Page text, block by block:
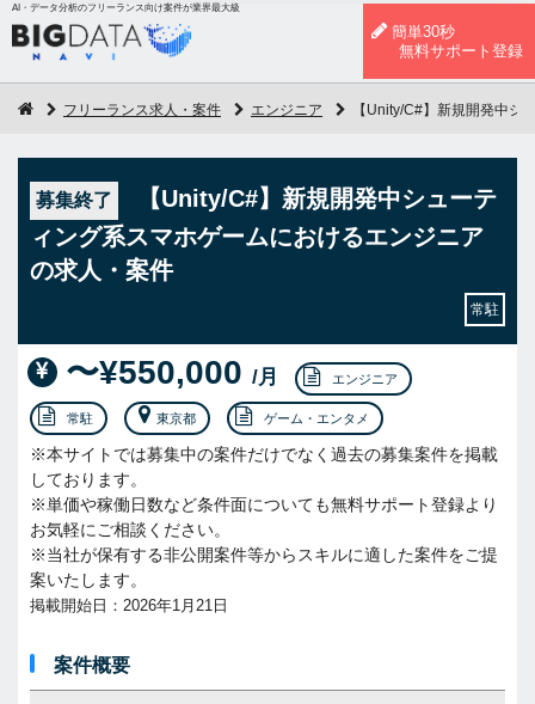
AI・データ分析のフリーランス向け案件が業界最大級
簡単30秒
無料サポート登録
フリーランス求人・案件 エンジニア 【Unity/C#】新規開発中シ
募集終了
【Unity/C#】新規開発中シューテ
ィング系スマホゲームにおけるエンジニア
の求人・案件
常駐
〜¥550,000 /月 エンジニア
常駐 東京都 ゲーム・エンタメ
※本サイトでは募集中の案件だけでなく過去の募集案件を掲載
しております。
※単価や稼働日数など条件面についても無料サポート登録より
お気軽にご相談ください。
※当社が保有する非公開案件等からスキルに適した案件をご提
案いたします。
掲載開始日：2026年1月21日
案件概要